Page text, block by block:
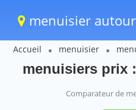
menuisier
Accueil menuisier
menuisiers prix
Comparateur de